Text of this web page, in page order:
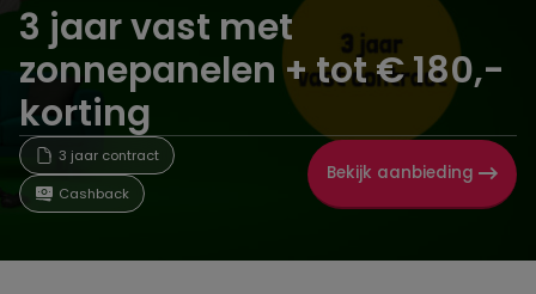
Coolblue Energie
Delta
Eneco
3 jaar vast met
zonnepanelen + tot € 180,-
korting
3 jaar contract
Cashback
Bekijk aanbieding